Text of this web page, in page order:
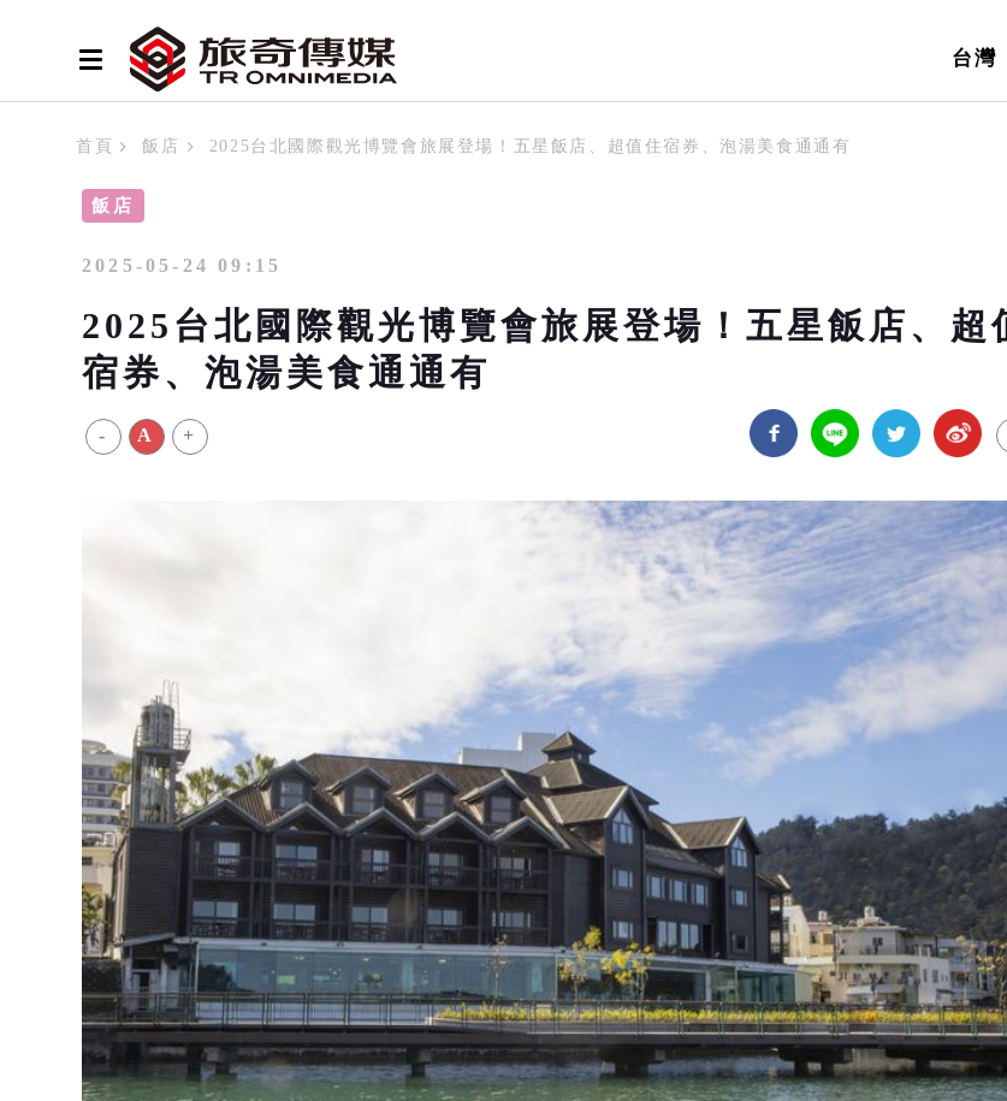
台灣
首頁 飯店 2025台北國際觀光博覽會旅展登場！五星飯店、超值住宿券、泡湯美食通通有
飯店
2025-05-24 09:15
2025台北國際觀光博覽會旅展登場！五星飯店、超
宿券、泡湯美食通通有
- A +